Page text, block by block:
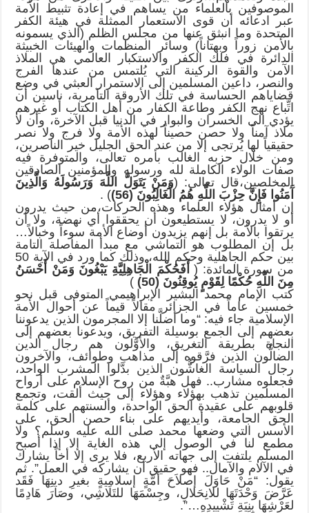
الموصوفين بالعلماء من يساهم في إعادة تثبيط الأمة
عبر ادعائه أن قوى الاستعمار الممثلة في هيئة الكفر
المتحدة وما انبثق عنها من مجلس الظلم (الذي يسمونه
بالأمن زوراً وبهتاناً) وسائر المنظمات والهيئات الخبيثة
الدائرة في فلك الكفر والاستكبار العالمي هي الملاذ
الآمن والقوة الركينة التي يُلتمس من عندها الفرج
والنصر، داعين المسلمين إلى الاستمرار العبثي في وضع
قضاياهم الحساسة في تلك الأروقة التآمرية، ناسين أن
اتِّباع نهج الكفر وطاعة الكفار من أهل الكتاب أو غيرهم
يؤدي الى الخسران والبوار في الدنيا قبل الآخرة، وأن لا
ملاذ آمناً ولا حصن حصيناً لهذه الأمة ولا فرج ولا نصر
حقيقياً لها يُرتجى إلا من عند الحق الجليل خير الناصرين،
ومن خلال حزبه الغالب بأمره تعالى، والمتوفرة فيه
صفات الولاء الكاملة لله ورسوله والمؤمنين الصادقين
المخلصين،قال تعالى: (وَمَنْ يَتَوَلَّ اللَّهَ وَرَسُولَهُ وَالَّذِينَ
آَمَنُوا فَإِنَّحِزْبَ اللَّه ِ هُمُ الْغَالِبُونَ (56)
) .
إن أمثال هؤلاء العلماء وهذه الحركات،من حيث يدرون
أو لا يدرون، لا يستطيعون أن يحققوا أي نهضة، ولا أن
يرتقوا بالأمة بل إنهم يزيدون أوضاع الأمة سوءاً وخبالاً…
بل إن المطلوب هو التماشي مع مبدأ المفاصلة التامة
بين حكم الجاهلية وحكم الله، وذلك كما ورد في الآية 50
من سورة المائدة: (أَفَحُكْمَ الْجَاهِلِيَّةِ يَبْغُونَ وَمَنْ أَحْسَنُ
مِنَ اللَّهِ حُكْمًا لِقَوْمٍ يُوقِنُونَ (50)
)
كتب الإمام محمد البشير الإبراهيمي المتوفى قبل نحو
خمسين عاماً في الجزائر مقالاً قيماً عن أحوال الأمة
الإسلامية جاء فيه: “وما أضلَّنا إلا المجرمون الذين يدعوننا
بعضهم إلى الجمع بوسيلة التفريق، ويدعونا بعضهم إلى
النجاة بطريقة التغريق، والأوَّلون هم رجال الدين
الضالُّون الذين فرَّقوه إلى مذاهب وطوائف، والآخرون
رجال السياسة الغاشُّون الذين بدَّلوا المشرب الواحد،
فجعلوه مشارب.. فهل هبَّةٌ من روح الإسلام على أرواح
المسلمين تذهب بهؤلاء وهؤلاء إلى حيث ألقت، وتجمع
قلوبهم على عقيدة الحق الواحدة، وألسنتهم على كلمة
الحق الجامعة، وأيديهم على بناء حصن الحق، على
الأسس التي وضعها محمد صلى الله عليه وسلم؟ ولا
مطمع لنا في الوصول إلى هذه الغاية إلا إذا أصبح
المسلم يلتفت إلى جهاته الأربع، فلا يرى إلا أخاً يشارك
في الآلام والآمال.. فهو حقيق أن يشاركه في العمل”. ثم
يقول: “مَنْ حَاوَلَ إصلاَحَ أمَّةٍ إسلاميةٍ بغيرِ دينِهَا فَقَد
عَرَّضَ وَحْدَتَهَا للانِحَلالِ، وجِسْمَهَا للتَلَاشِي، وصَارَ هَادِمًا
لعَرْشِهَا بِنِيَةِ تَشْييدِهِ…”.